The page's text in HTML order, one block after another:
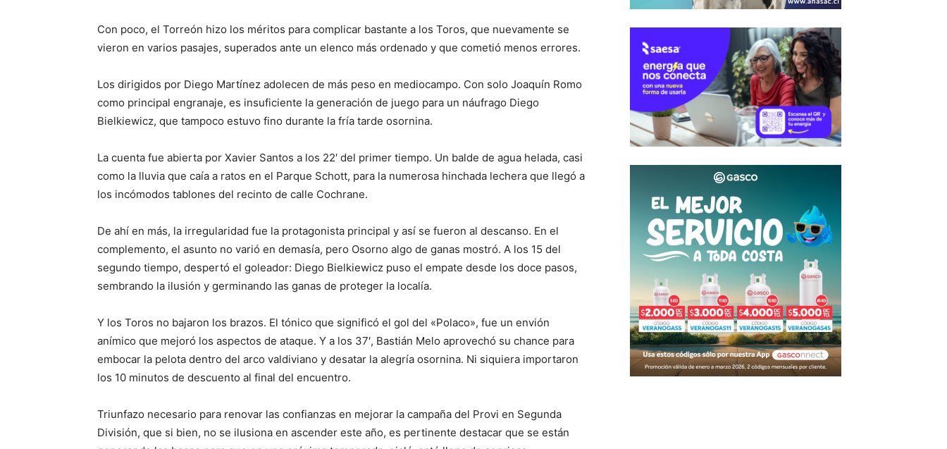
Con poco, el Torreón hizo los méritos para complicar bastante a los Toros, que nuevamente se
vieron en varios pasajes, superados ante un elenco más ordenado y que cometió menos errores.
Los dirigidos por Diego Martínez adolecen de más peso en mediocampo. Con solo Joaquín Romo
como principal engranaje, es insuficiente la generación de juego para un náufrago Diego
Bielkiewicz, que tampoco estuvo fino durante la fría tarde osornina.
La cuenta fue abierta por Xavier Santos a los 22′ del primer tiempo. Un balde de agua helada, casi
como la lluvia que caía a ratos en el Parque Schott, para la numerosa hinchada lechera que llegó a
los incómodos tablones del recinto de calle Cochrane.
De ahí en más, la irregularidad fue la protagonista principal y así se fueron al descanso. En el
complemento, el asunto no varió en demasía, pero Osorno algo de ganas mostró. A los 15 del
segundo tiempo, despertó el goleador: Diego Bielkiewicz puso el empate desde los doce pasos,
sembrando la ilusión y germinando las ganas de proteger la localía.
Y los Toros no bajaron los brazos. El tónico que significó el gol del «Polaco», fue un envión
anímico que mejoró los aspectos de ataque. Y a los 37′, Bastián Melo aprovechó su chance para
embocar la pelota dentro del arco valdiviano y desatar la alegría osornina. Ni siquiera importaron
los 10 minutos de descuento al final del encuentro.
Triunfazo necesario para renovar las confianzas en mejorar la campaña del Provi en Segunda
División, que si bien, no se ilusiona en ascender este año, es pertinente destacar que se están